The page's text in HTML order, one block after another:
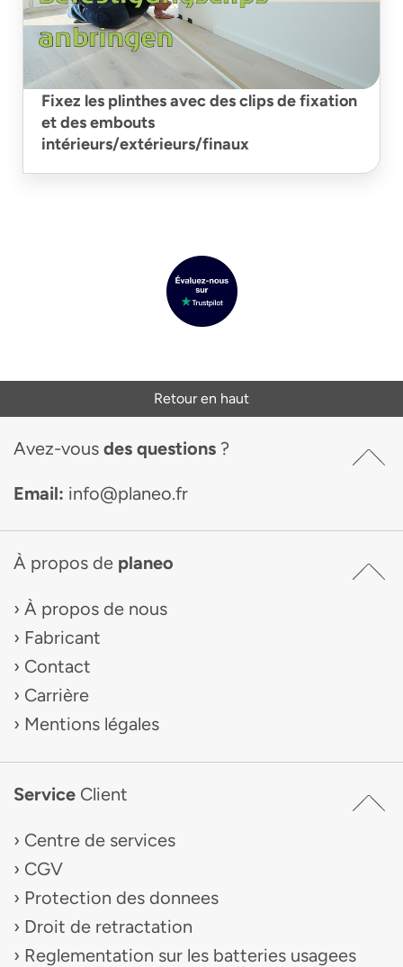
Fixez les plinthes avec des clips de fixation
et des embouts
intérieurs/extérieurs/finaux
Retour en haut
Avez-vous des questions ?
Email: info@planeo.fr
À propos de planeo
À propos de nous
Fabricant
Contact
Carrière
Mentions légales
Service Client
Centre de services
CGV
Protection des donnees
Droit de retractation
Reglementation sur les batteries usagees